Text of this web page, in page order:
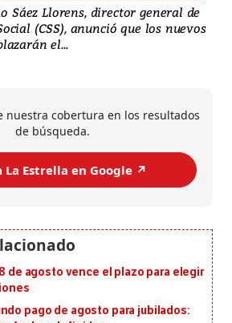
Sáez Llorens, director general de
(CSS), anunció que los nuevos
el...
nuestra cobertura en los resultados
de búsqueda.
La Estrella en Google ↗️
de agosto vence el plazo para elegir
pago de agosto para jubilados: